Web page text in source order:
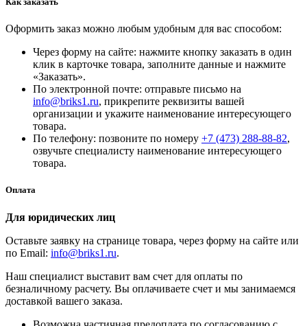
Оформить заказ можно любым удобным для вас способом:
Через форму на сайте: нажмите кнопку заказать в один
клик в карточке товара, заполните данные и нажмите
«Заказать».
По электронной почте: отправьте письмо на
info@briks1.ru, прикрепите реквизиты вашей
организации и укажите наименование интересующего
товара.
По телефону: позвоните по номеру +7 (473) 288-88-82,
озвучьте специалисту наименование интересующего
товара.
Оплата
Для юридических лиц
Оставьте заявку на странице товара, через форму на сайте или
по Email: info@briks1.ru.
Наш специалист выставит вам счет для оплаты по
безналичному расчету. Вы оплачиваете счет и мы занимаемся
доставкой вашего заказа.